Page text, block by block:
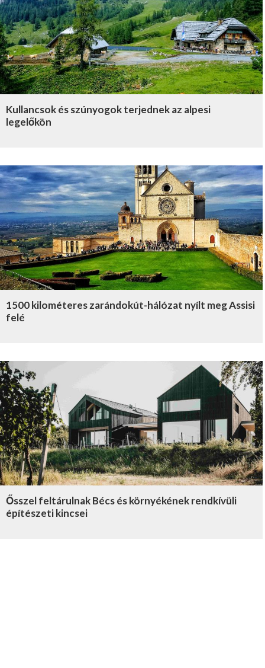
Kullancsok és szúnyogok terjednek az alpesi
legelőkön
1500 kilométeres zarándokút-hálózat nyílt meg Assisi
felé
Ősszel feltárulnak Bécs és környékének rendkívüli
építészeti kincsei